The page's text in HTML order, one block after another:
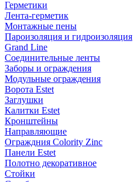
Герметики
Лента-герметик
Монтажные пены
Пароизоляция и гидроизоляция
Grand Line
Соединительные ленты
Заборы и ограждения
Модульные ограждения
Ворота Estet
Заглушки
Калитки Estet
Кронштейны
Направляющие
Ограждния Colority Zinc
Панели Estet
Полотно декоративное
Стойки